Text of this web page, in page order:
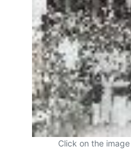
Click on the